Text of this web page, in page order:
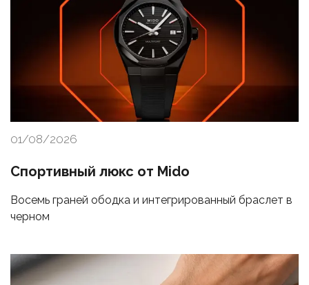
01/08/2026
Спортивный люкс от Mido
Восемь граней ободка и интегрированный браслет в
черном